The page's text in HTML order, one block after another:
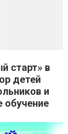
старт» в
детей
и
обучение